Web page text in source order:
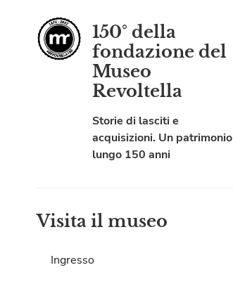
150° della
fondazione del
Museo
Revoltella
Storie di lasciti e
acquisizioni. Un patrimonio
lungo 150 anni
Visita il museo
Ingresso